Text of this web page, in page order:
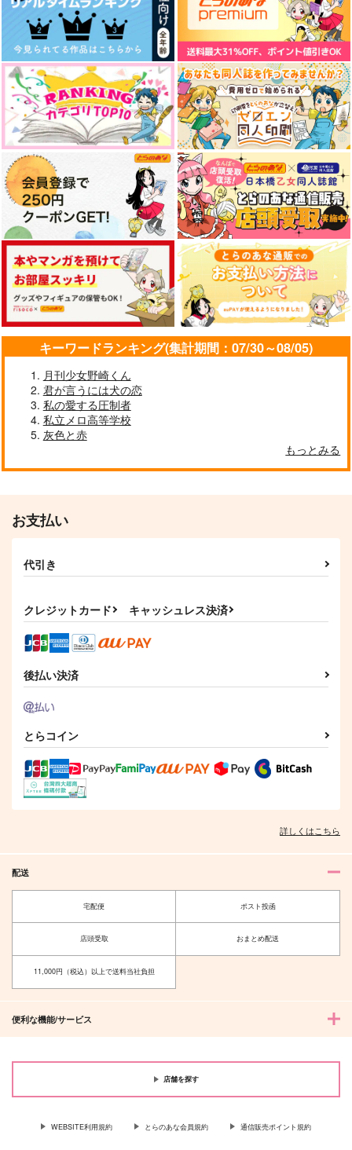
HONEY MOON
はなにさけ
330円（税込）
アルハイゼン×カーヴェ
サンプル
作品詳細
ドロライあつめ
momi.
629円 （税込）
アハウ×キィニチ
サンプル
作品詳細
砂の花実
羊歯屋もっちり
専売 597円（税込）
原神
アルハイゼン×セノ
サンプル
カート
Reart
9bic.
専売 1,572円（税込）
原神
アルハイゼン×セノ
サンプル
カート
No.B
ズッシーアイランド
専売 787円（税込）
原神
アルハイゼン×セノ
サンプル
カート
No title No life No.2
棚からつく餅
アルハイゼン×セノ
カート
そういうことはちゃん
と言え
専売 472円（税込）
472
アルハイゼン×セノ
キーワードランキング(集計期間：07/30～08/05)
月刊少女野崎くん
君が言うには犬の恋
私の愛する圧制者
私立メロ高等学校
灰色と赤
もっとみる
お支払い
代引き
クレジットカード キャッシュレス決済
後払い決済
とらコイン
詳しくはこちら
配送
宅配便 ポスト投函
店頭受取 おまとめ配送
11,000円（税込）以上で送料当社負担
便利な機能/サービス
店舗を探す
WEBSITE利用規約 とらのあな会員規約 通信販売ポイント規約